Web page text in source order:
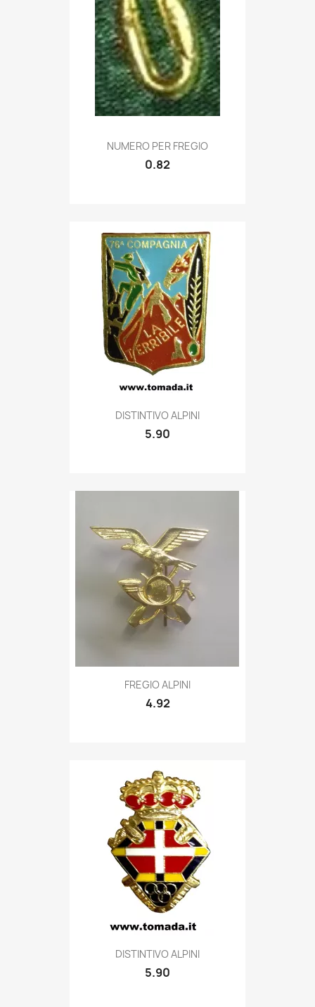
Quick view
NUMERO PER FREGIO
0.82
Quick view
DISTINTIVO ALPINI
5.90
Quick view
FREGIO ALPINI
4.92
Quick view
DISTINTIVO ALPINI
5.90